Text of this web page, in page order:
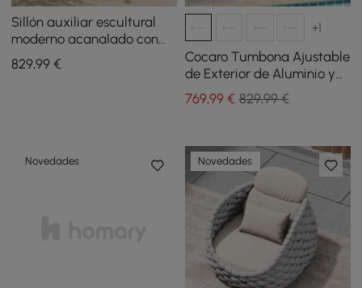
Sillón auxiliar escultural
moderno acanalado con
giro de 360 grados para
exteriores en color natural
829,99 €
+1
Cocaro Tumbona Ajustable
de Exterior de Aluminio y
Cuerda Trenzada en
Naranja
769,99€ 829,99 €
Novedades Novedades